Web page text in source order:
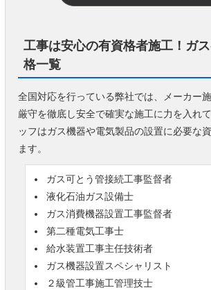
工事は安心の有資格者施工！ガ
格一覧
全国対応を行っている弊社では、メーカー
厳守を徹底し安全で確実な施工に力を入れ
ッフはガス機器や電気製品の設置に必要な
ます。
ガス可とう管接続工事監督者
液化石油ガス設備士
ガス消費機器設置工事監督者
第二種電気工事士
給水装置工事主任技術者
ガス機器設置スペシャリスト
２級管工事施工管理技士